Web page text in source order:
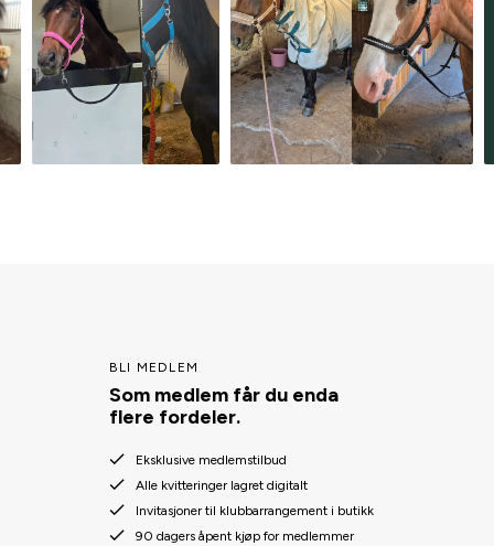
BLI MEDLEM
Som medlem får du enda
flere fordeler.
Eksklusive medlemstilbud
Alle kvitteringer lagret digitalt
Invitasjoner til klubbarrangement i butikk
90 dagers åpent kjøp for medlemmer